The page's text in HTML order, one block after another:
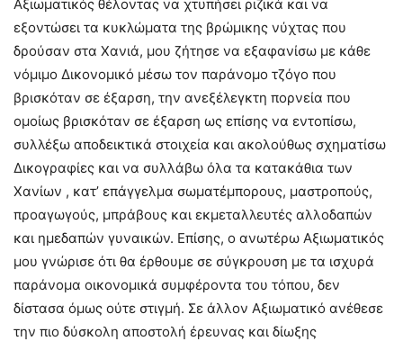
Αξιωματικός θέλοντας να χτυπήσει ριζικά και να
εξοντώσει τα κυκλώματα της βρώμικης νύχτας που
δρούσαν στα Χανιά, μου ζήτησε να εξαφανίσω με κάθε
νόμιμο Δικονομικό μέσω τον παράνομο τζόγο που
βρισκόταν σε έξαρση, την ανεξέλεγκτη πορνεία που
ομοίως βρισκόταν σε έξαρση ως επίσης να εντοπίσω,
συλλέξω αποδεικτικά στοιχεία και ακολούθως σχηματίσω
Δικογραφίες και να συλλάβω όλα τα κατακάθια των
Χανίων , κατ’ επάγγελμα σωματέμπορους, μαστροπούς,
προαγωγούς, μπράβους και εκμεταλλευτές αλλοδαπών
και ημεδαπών γυναικών. Επίσης, ο ανωτέρω Αξιωματικός
μου γνώρισε ότι θα έρθουμε σε σύγκρουση με τα ισχυρά
παράνομα οικονομικά συμφέροντα του τόπου, δεν
δίστασα όμως ούτε στιγμή. Σε άλλον Αξιωματικό ανέθεσε
την πιο δύσκολη αποστολή έρευνας και δίωξης